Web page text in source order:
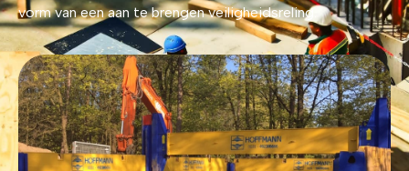
vorm van een aan te brengen veiligheidsreling.